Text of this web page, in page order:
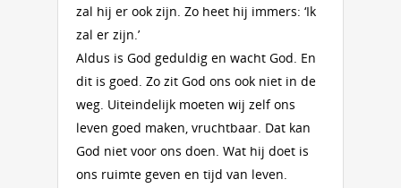
zal hij er ook zijn. Zo heet hij immers: ‘Ik
zal er zijn.’
Aldus is God geduldig en wacht God. En
dit is goed. Zo zit God ons ook niet in de
weg. Uiteindelijk moeten wij zelf ons
leven goed maken, vruchtbaar. Dat kan
God niet voor ons doen. Wat hij doet is
ons ruimte geven en tijd van leven.